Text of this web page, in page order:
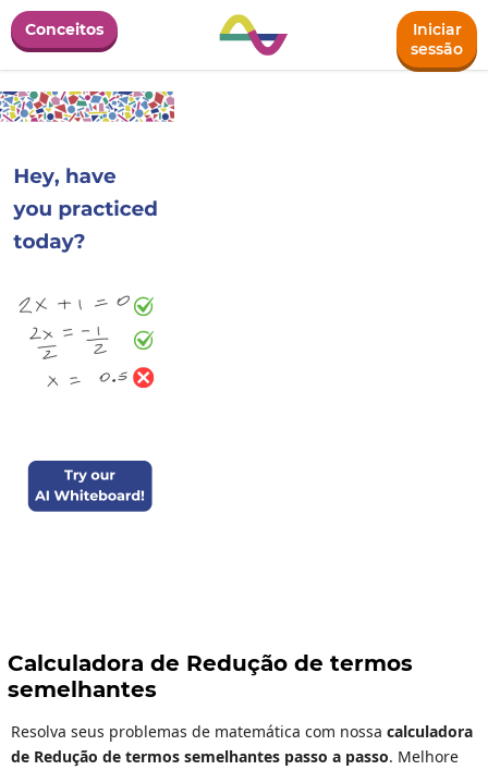
Conceitos
Iniciar
sessão
Calculadora de Redução de termos
semelhantes
Resolva seus problemas de matemática com nossa calculadora
de Redução de termos semelhantes passo a passo. Melhore